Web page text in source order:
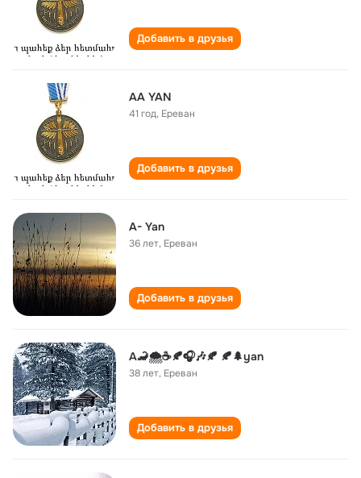
Добавить в друзья
AA YAN
41 год, Ереван
Добавить в друзья
A- Yan
36 лет, Ереван
Добавить в друзья
A🦂🌨☕🍂🎧🎶🍂 🍂🌲yan
38 лет, Ереван
Добавить в друзья